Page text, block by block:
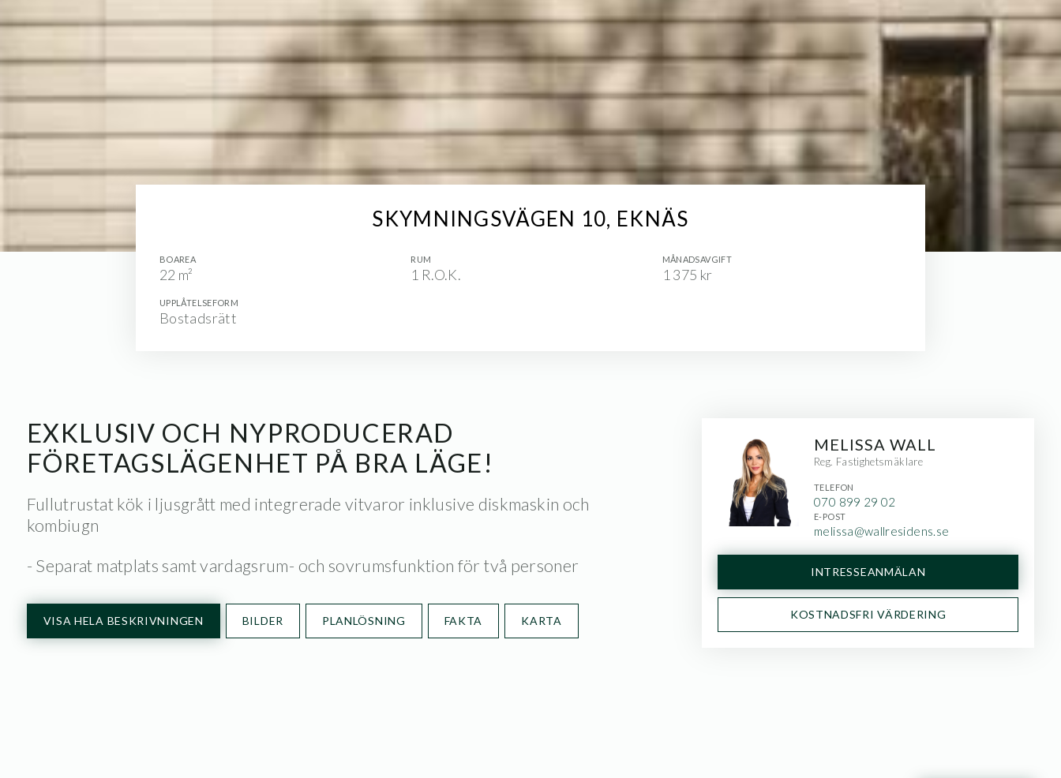
SKYMNINGSVÄGEN 10, EKNÄS
BOAREA
22 m²
RUM
1 R.O.K.
MÅNADSAVGIFT
1 375 kr
UPPLÅTELSEFORM
Bostadsrätt
EXKLUSIV OCH NYPRODUCERAD
FÖRETAGSLÄGENHET PÅ BRA LÄGE!
Fullutrustat kök i ljusgrått med integrerade vitvaror inklusive diskmaskin och
kombiugn
- Separat matplats samt vardagsrum- och sovrumsfunktion för två personer
VISA HELA BESKRIVNINGEN BILDER PLANLÖSNING FAKTA KARTA
MELISSA WALL
Reg. Fastighetsmäklare
TELEFON
070 899 29 02
E-POST
melissa@wallresidens.se
INTRESSEANMÄLAN
KOSTNADSFRI VÄRDERING